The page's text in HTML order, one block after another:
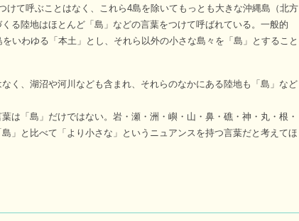
けて呼ぶことはなく、これら4島を除いてもっとも大きな沖縄島（北方
る陸地はほとんど「島」などの言葉をつけて呼ばれている。一般的
いわゆる「本土」とし、それら以外の小さな島々を「島」とすること
く、湖沼や河川なども含まれ、それらのなかにある陸地も「島」など
は「島」だけではない。岩・瀬・洲・嶼・山・鼻・礁・神・丸・根・
」と比べて「より小さな」というニュアンスを持つ言葉だと考えてほ